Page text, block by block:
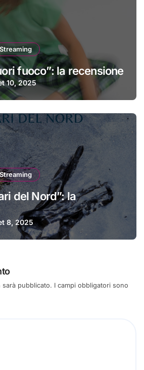
Streaming
fuoco”: la recensione
10, 2025
Streaming
del Nord”: la
8, 2025
sarà pubblicato. I campi obbligatori sono